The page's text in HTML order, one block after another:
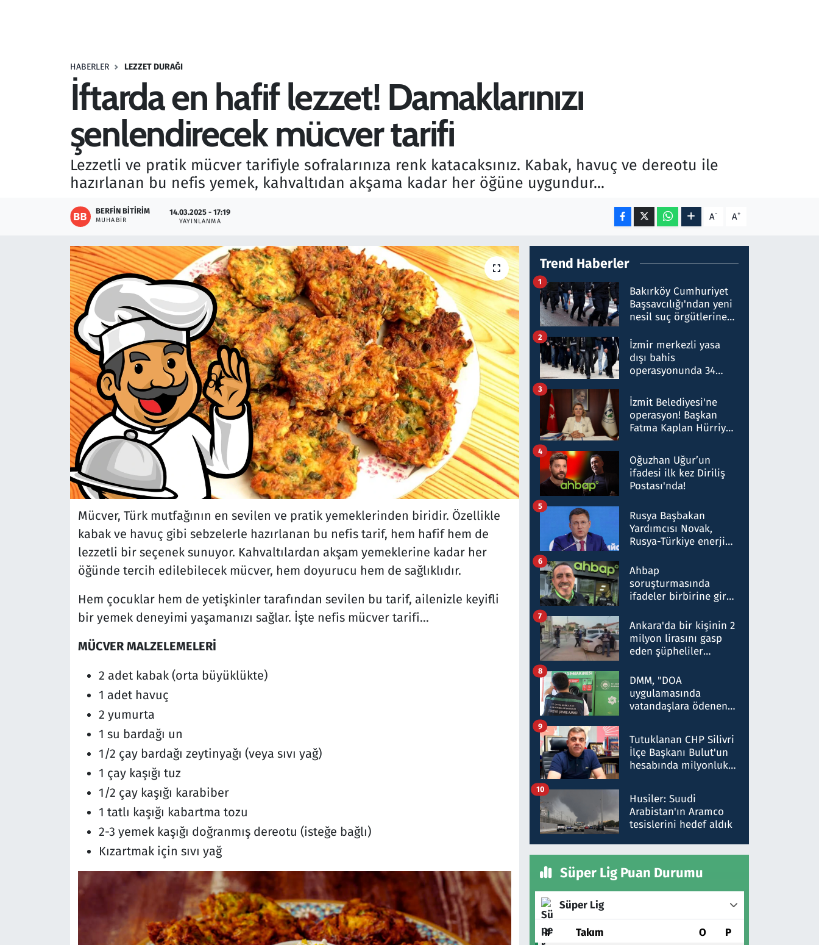
HABERLER LEZZET DURAĞI
İftarda en hafif lezzet! Damaklarınızı
şenlendirecek mücver tarifi
Lezzetli ve pratik mücver tarifiyle sofralarınıza renk katacaksınız. Kabak, havuç ve dereotu ile
hazırlanan bu nefis yemek, kahvaltıdan akşama kadar her öğüne uygundur...
BERFIN BITIRIM
MUHABIR
14.03.2025 - 17:19
YAYINLANMA A- A+
Mücver, Türk mutfağının en sevilen ve pratik yemeklerinden biridir. Özellikle
kabak ve havuç gibi sebzelerle hazırlanan bu nefis tarif, hem hafif hem de
lezzetli bir seçenek sunuyor. Kahvaltılardan akşam yemeklerine kadar her
öğünde tercih edilebilecek mücver, hem doyurucu hem de sağlıklıdır.
Hem çocuklar hem de yetişkinler tarafından sevilen bu tarif, ailenizle keyifli
bir yemek deneyimi yaşamanızı sağlar. İşte nefis mücver tarifi...
MÜCVER MALZELEMELERİ
2 adet kabak (orta büyüklükte)
1 adet havuç
2 yumurta
1 su bardağı un
1/2 çay bardağı zeytinyağı (veya sıvı yağ)
1 çay kaşığı tuz
1/2 çay kaşığı karabiber
1 tatlı kaşığı kabartma tozu
2-3 yemek kaşığı doğranmış dereotu (isteğe bağlı)
Kızartmak için sıvı yağ
Trend Haberler
Bakırköy Cumhuriyet
Başsavcılığı'ndan yeni
nesil suç örgütlerine
hakkında gözaltı kararı
1
İzmir merkezli yasa
dışı bahis
operasyonunda 34
Milyar liralık para
trafiği tespit edildi
2
İzmit Belediyesi'ne
operasyon! Başkan
Fatma Kaplan Hürriyet
3
Oğuzhan Uğur’un
ifadesi ilk kez Diriliş
Postası'nda!
4
Rusya Başbakan
Yardımcısı Novak,
Rusya-Türkiye enerji
nitelikte olduğunu
belirtti
5
Ahbap
soruşturmasında
ifadeler birbirine girdi:
ifadelerinden ortaya
çıkan tablo şok etti
6
Ankara'da bir kişinin 2
milyon lirasını gasp
eden şüpheliler
7
DMM, "DOA
uygulamasında
vatandaşlara ödenen
düşürüldüğü" iddiasını
yalanladı
8
Tutuklanan CHP Silivri
İlçe Başkanı Bulut'un
hesabında milyonluk
talimat verdi, ben
gönderdim
9
Husiler: Suudi
Arabistan'ın Aramco
tesislerini hedef aldık
10
Süper Lig Puan Durumu
Süper Lig
# Takım O P
Seçim 2023
Teknoloji ve Bilim
Televizyon